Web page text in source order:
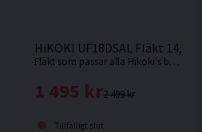
HiKOKI UF18DSAL Fläkt 14,4V/
Fläkt som passar alla Hikoki's batterityper. Automatisk timer på 1, 2 eller 4 timmar. Levereras utan batteri och laddare.
2 499 kr
1 495 kr
Tillfälligt slut